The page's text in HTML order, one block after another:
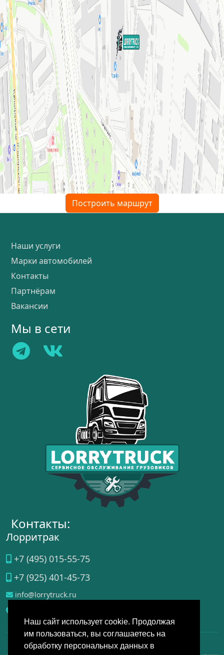
Наш сайт использует cookie. Продолжая
им пользоваться, вы соглашаетесь на
обработку персональных данных в
Построить маршрут
Наши услуги
Марки автомобилей
Контакты
Партнёрам
Вакансии
Мы в сети
Контакты:
Лорритрак
+7 (495) 015-55-75
+7 (925) 401-45-73
info@lorrytruck.ru
Данный интернет-сайт носит исключительно справочно-